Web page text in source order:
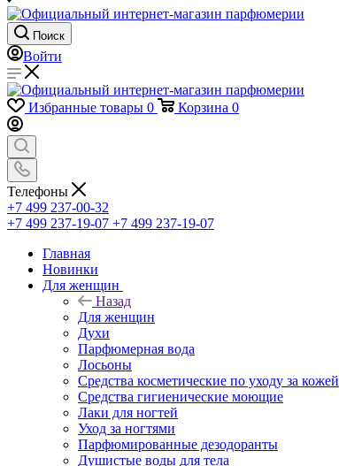
Поиск
Войти
Избранные товары 0 Корзина 0
Телефоны
+7 499 237-00-32
+7 499 237-19-07 +7 499 237-19-07
Главная
Новинки
Для женщин
Назад
Для женщин
Духи
Парфюмерная вода
Лосьоны
Средства косметические по уходу за кожей
Средства гигиенические моющие
Лаки для ногтей
Уход за ногтями
Парфюмированные дезодоранты
Душистые воды для тела